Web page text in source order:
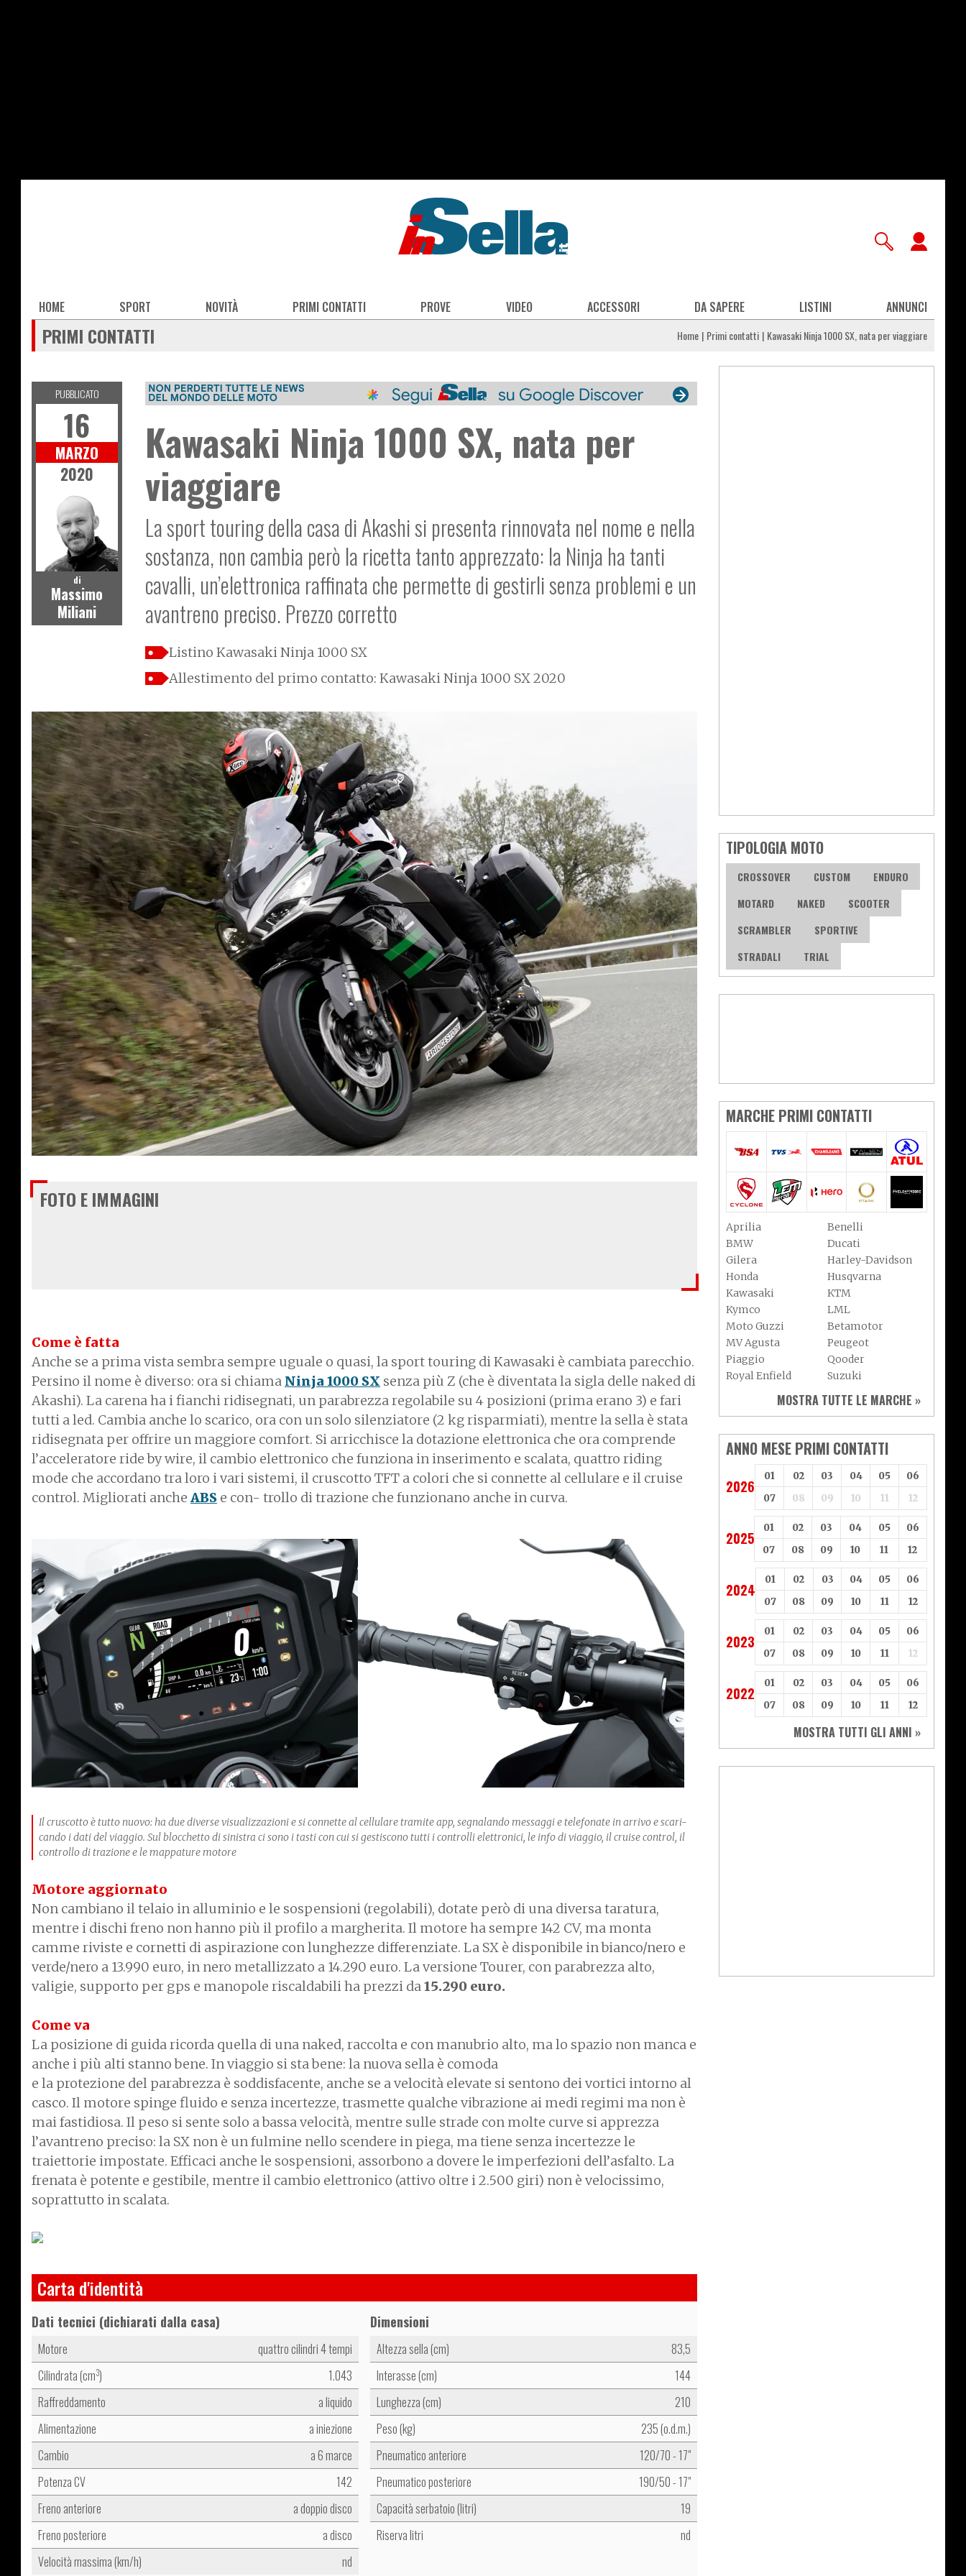
Main
navigation
HOME SPORT NOVITÀ PRIMI CONTATTI PROVE VIDEO ACCESSORI DA SAPERE LISTINI ANNUNCI
PRIMI CONTATTI Home Primi contatti Kawasaki Ninja 1000 SX, nata per viaggiare
Kawasaki Ninja 1000 SX, nata per
viaggiare
La sport touring della casa di Akashi si presenta rinnovata nel nome e nella
sostanza, non cambia però la ricetta tanto apprezzato: la Ninja ha tanti
cavalli, un’elettronica raffinata che permette di gestirli senza problemi e un
avantreno preciso. Prezzo corretto
Listino Kawasaki Ninja 1000 SX
Allestimento del primo contatto: Kawasaki Ninja 1000 SX 2020
PUBBLICATO
16
MARZO
2020
di
Massimo
Miliani
FOTO E IMMAGINI
Come è fatta
Anche se a prima vista sembra sempre uguale o quasi, la sport touring di Kawasaki è cambiata parecchio.
Persino il nome è diverso: ora si chiama Ninja 1000 SX senza più Z (che è diventata la sigla delle naked di
Akashi). La carena ha i fianchi ridisegnati, un parabrezza regolabile su 4 posizioni (prima erano 3) e fari
tutti a led. Cambia anche lo scarico, ora con un solo silenziatore (2 kg risparmiati), mentre la sella è stata
ridisegnata per offrire un maggiore comfort. Si arricchisce la dotazione elettronica che ora comprende
l’acceleratore ride by wire, il cambio elettronico che funziona in inserimento e scalata, quattro riding
mode che accordano tra loro i vari sistemi, il cruscotto TFT a colori che si connette al cellulare e il cruise
control. Migliorati anche ABS e con- trollo di trazione che funzionano anche in curva.
Il cruscotto è tutto nuovo: ha due diverse visualizzazioni e si connette al cellulare tramite app, segnalando messaggi e telefonate in arrivo e scari-
cando i dati del viaggio. Sul blocchetto di sinistra ci sono i tasti con cui si gestiscono tutti i controlli elettronici, le info di viaggio, il cruise control, il
controllo di trazione e le mappature motore
Motore aggiornato
Non cambiano il telaio in alluminio e le sospensioni (regolabili), dotate però di una diversa taratura,
mentre i dischi freno non hanno più il profilo a margherita. Il motore ha sempre 142 CV, ma monta
camme riviste e cornetti di aspirazione con lunghezze differenziate. La SX è disponibile in bianco/nero e
verde/nero a 13.990 euro, in nero metallizzato a 14.290 euro. La versione Tourer, con parabrezza alto,
valigie, supporto per gps e manopole riscaldabili ha prezzi da15.290 euro.
Come va
La posizione di guida ricorda quella di una naked, raccolta e con manubrio alto, ma lo spazio non manca e
anche i più alti stanno bene. In viaggio si sta bene: la nuova sella è comoda
e la protezione del parabrezza è soddisfacente, anche se a velocità elevate si sentono dei vortici intorno al
casco. Il motore spinge fluido e senza incertezze, trasmette qualche vibrazione ai medi regimi ma non è
mai fastidiosa. Il peso si sente solo a bassa velocità, mentre sulle strade con molte curve si apprezza
l’avantreno preciso: la SX non è un fulmine nello scendere in piega, ma tiene senza incertezze le
traiettorie impostate. Efficaci anche le sospensioni, assorbono a dovere le imperfezioni dell’asfalto. La
frenata è potente e gestibile, mentre il cambio elettronico (attivo oltre i 2.500 giri) non è velocissimo,
soprattutto in scalata.
Carta d'identità
Dati tecnici (dichiarati dalla casa)
Motore
quattro cilindri 4 tempi
Cilindrata (cm3)
1.043
Raffreddamento
a liquido
Alimentazione
a iniezione
Cambio
a 6 marce
Potenza CV
142
Freno anteriore
a doppio disco
Freno posteriore
a disco
Velocità massima (km/h)
nd
Dimensioni
Altezza sella (cm)
83,5
Interasse (cm)
144
Lunghezza (cm)
210
Peso (kg)
235 (o.d.m.)
Pneumatico anteriore
120/70 - 17"
Pneumatico posteriore
190/50 - 17"
Capacità serbatoio (litri)
19
Riserva litri
nd
TIPOLOGIA MOTO
CROSSOVER CUSTOM
ENDURO
MOTARD
NAKED
SCOOTER
SCRAMBLER
SPORTIVE
STRADALI
TRIAL
MARCHE PRIMI CONTATTI
Aprilia
Benelli
BMW
Ducati
Gilera
Harley-Davidson
Honda
Husqvarna
Kawasaki
KTM
Kymco
LML
Moto Guzzi
Betamotor
MV Agusta
Peugeot
Piaggio
Qooder
Royal Enfield
Suzuki
Triumph
Yamaha
Aeon
Aspes
Axy
Baotian
MOSTRA TUTTE LE MARCHE »
ANNO MESE PRIMI CONTATTI
2026
01 02 03 04 05
06
07
08 09 10 11 12
2025
01 02 03 04 05
06
07
08 09 10 11 12
2024
01 02 03 04 05
06
07
08 09 10 11 12
2023
01 02 03 04 05
06
07
08 09 10 11 12
2022
01 02 03 04 05
06
07
08 09 10 11 12
MOSTRA TUTTI GLI ANNI »